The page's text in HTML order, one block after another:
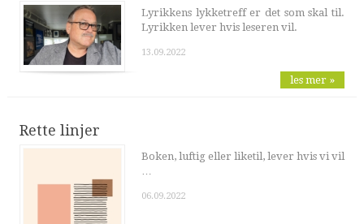
Lyrikkens lykketreff er det som skal til.
Lyrikken lever hvis leseren vil.
13.09.2022
les mer »
Rette linjer
Boken, luftig eller liketil, lever hvis vi vil
…
06.09.2022